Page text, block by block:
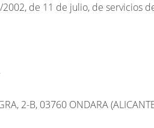
de 11 de julio, de servicios
2-B, 03760 ONDARA